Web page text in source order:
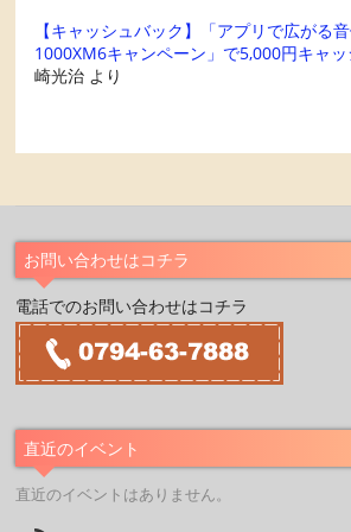
【キャッシュバック】「アプリで広がる
1000XM6キャンペーン」で5,000円キャッ
崎光治 より
お問い合わせはコチラ
電話でのお問い合わせはコチラ
直近のイベント
直近のイベントはありません。